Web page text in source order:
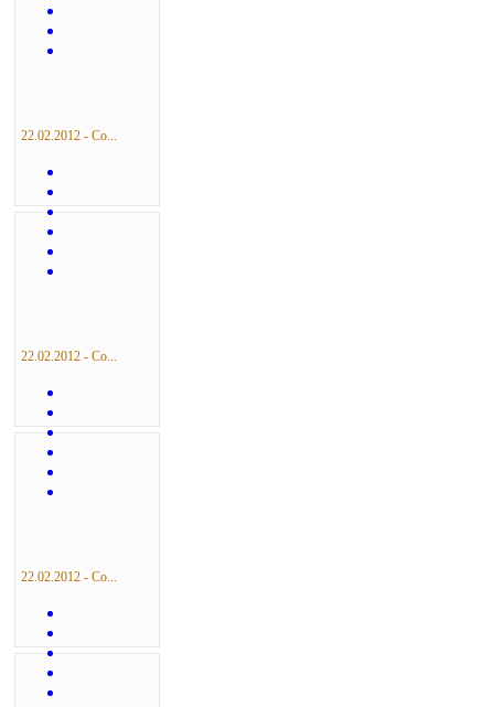
22.02.2012 - Со...
22.02.2012 - Со...
22.02.2012 - Со...